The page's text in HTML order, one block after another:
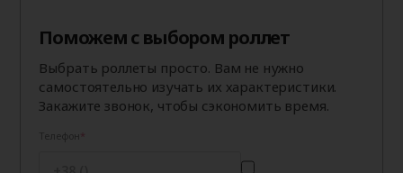
Поможем с выбором роллет
Выбрать роллеты просто. Вам не нужно
самостоятельно изучать их характеристики.
Закажите звонок, чтобы сэкономить время.